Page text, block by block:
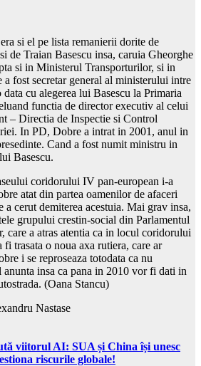
si el pe lista remanierii dorite de
de Traian Basescu insa, caruia Gheorghe
si in Ministerul Transporturilor, si in
fost secretar general al ministerului intre
cu alegerea lui Basescu la Primaria
functia de director executiv al celui
– Directia de Inspectie si Control
In PD, Dobre a intrat in 2001, anul in
Cand a fost numit ministru in
Basescu.
coridorului IV pan-european i-a
atat din partea oamenilor de afaceri
a cerut demiterea acestuia. Mai grav insa,
grupului crestin-social din Parlamentul
care a atras atentia ca in locul coridorului
trasata o noua axa rutiera, care ar
i se reproseaza totodata ca nu
anunta insa ca pana in 2010 vor fi dati in
(Oana Stancu)
Nastase
viitorul AI: SUA și China își unesc
riscurile globale!